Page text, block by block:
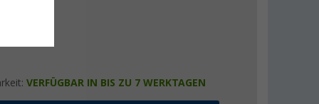
VERFÜGBAR IN BIS ZU 7 WERKTAGEN